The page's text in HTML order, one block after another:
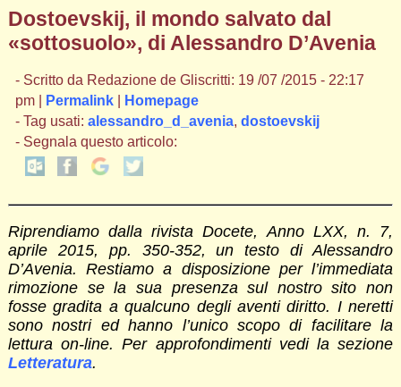
Dostoevskij, il mondo salvato dal
«sottosuolo», di Alessandro D’Avenia
- Scritto da Redazione de Gliscritti: 19 /07 /2015 - 22:17
pm |
Permalink|
Homepage
- Tag usati: alessandro_d_avenia, dostoevskij
- Segnala questo articolo:
Riprendiamo dalla rivista Docete, Anno LXX, n. 7,
aprile 2015, pp. 350-352, un testo di Alessandro
D’Avenia. Restiamo a disposizione per l’immediata
rimozione se la sua presenza sul nostro sito non
fosse gradita a qualcuno degli aventi diritto. I neretti
sono nostri ed hanno l’unico scopo di facilitare la
lettura on-line. Per approfondimenti vedi la sezione
Letteratura.